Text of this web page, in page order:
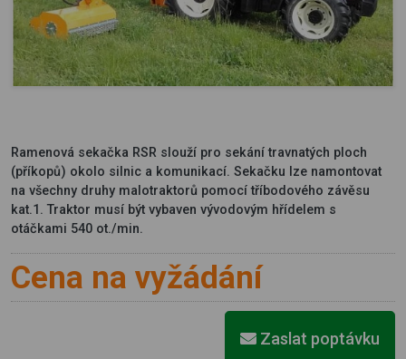
Ramenová sekačka RSR slouží pro sekání travnatých ploch
(příkopů) okolo silnic a komunikací. Sekačku lze namontovat
na všechny druhy malotraktorů pomocí tříbodového závěsu
kat.1. Traktor musí být vybaven vývodovým hřídelem s
otáčkami 540 ot./min.
Cena na vyžádání
Zaslat poptávku